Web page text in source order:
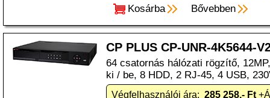
Kosárba
Bővebben
CP PLUS CP-UNR-4K5644-
64 csatornás hálózati rögzítő,
ki / be, 8 HDD, 2 RJ-45, 4 USB,
Végfelhasználói ára: 285 258.- Ft